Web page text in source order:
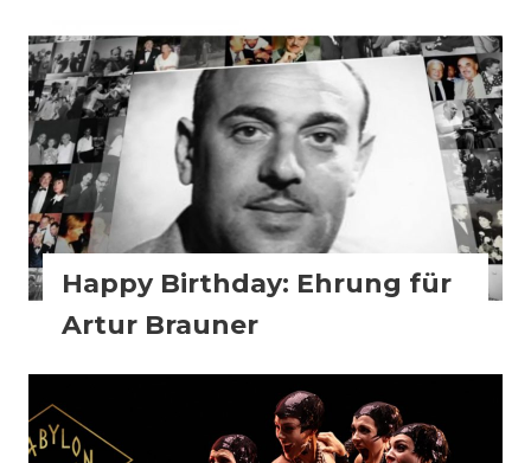
FilmBiz Kino Slider
Happy Birthday: Ehrung für
Artur Brauner
FilmBiz